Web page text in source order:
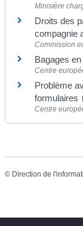
Ministère
Droits des
compagnie
Commission
Bagages
Centre
Problème
formulaires
Centre
© Direction de